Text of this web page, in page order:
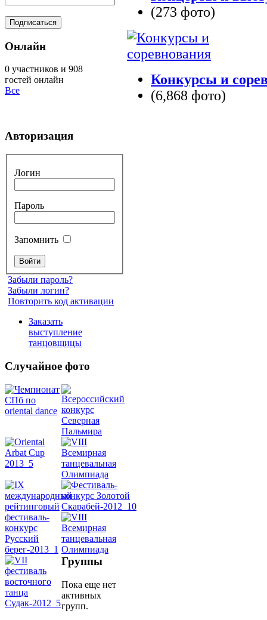
(273 фото)
Конкурсы и
(6,868 фото)
Онлайн
0 участников и 908
гостей онлайн
Все
Авторизация
Логин
Пароль
Запомнить
Забыли пароль?
Забыли логин?
Повторить код активации
Заказать
выступление
танцовщицы
Случайное фото
Танец
уроки
Группы
Пока еще нет
активных
групп.